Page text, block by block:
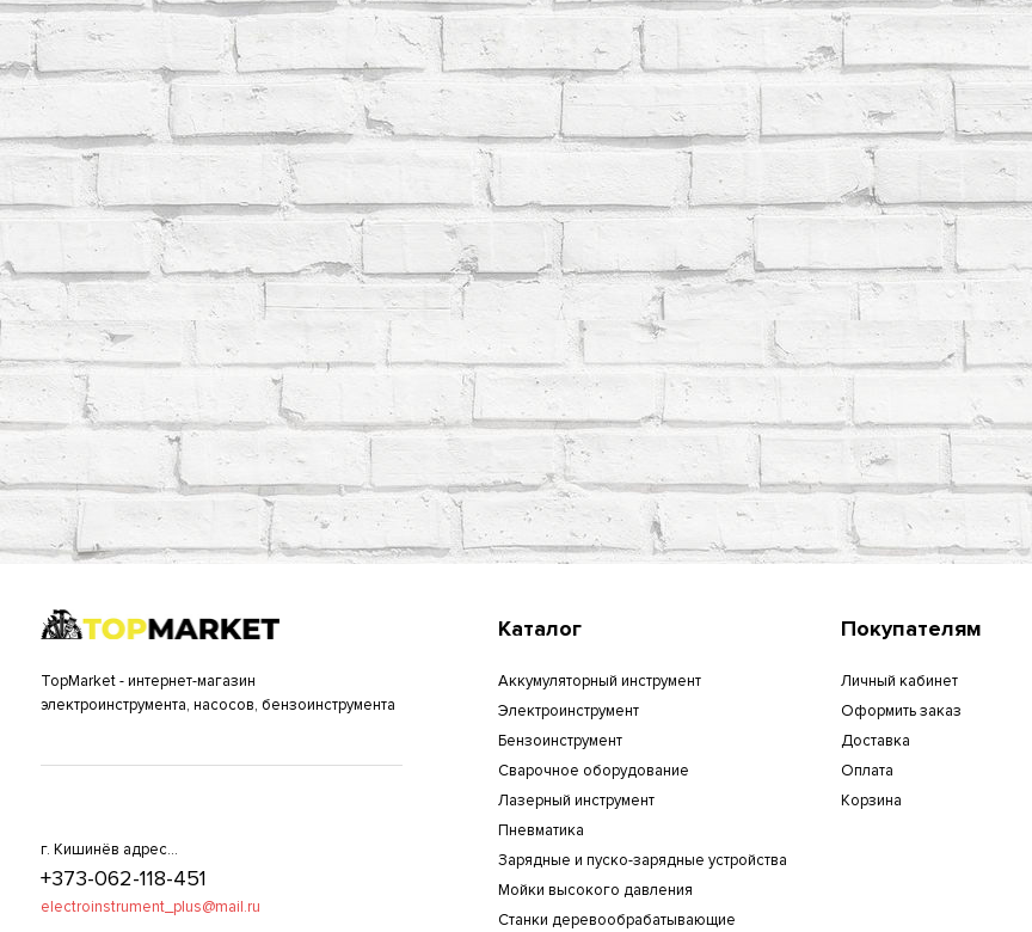
TopMarket - интернет-магазин
электроинструмента, насосов, бензоинструмента
г. Кишинёв адрес...
+373-062-118-451
electroinstrument_plus@mail.ru
Каталог
Аккумуляторный инструмент
Электроинструмент
Бензоинструмент
Сварочное оборудование
Лазерный инструмент
Пневматика
Зарядные и пуско-зарядные устройства
Мойки высокого давления
Станки деревообрабатывающие
Покупателям
Личный кабинет
Оформить заказ
Доставка
Оплата
Корзина